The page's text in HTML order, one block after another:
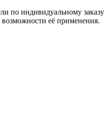
по индивидуальному заказу
её применения.